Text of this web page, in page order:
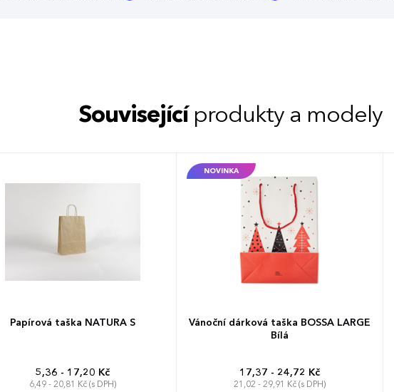
Související produkty a modely
Papírová taška NATURA S
5,36 - 17,20 Kč
6,49 - 20,81 Kč (s DPH)
NOVINKA
Vánoční dárková taška BOSSA LARGE
Bílá
17,37 - 24,72 Kč
21,02 - 29,91 Kč (s DPH)